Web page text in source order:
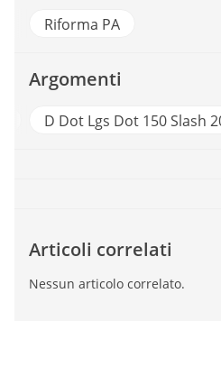
Riforma PA
Argomenti
D Dot Lgs Dot 150 Slash
Articoli correlati
Nessun articolo correlato.